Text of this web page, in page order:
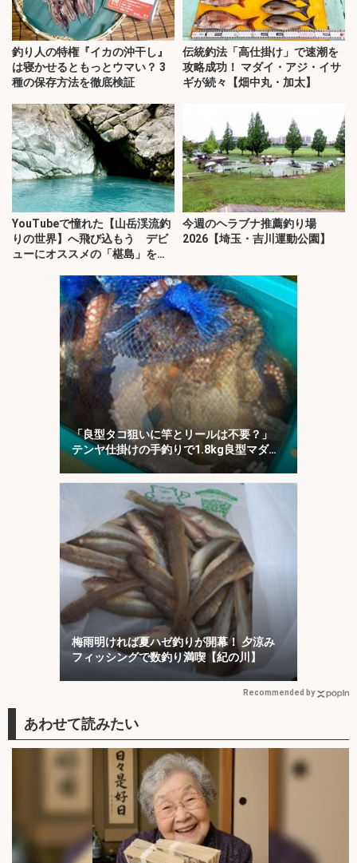
釣り人の特権『イカの沖干し』
は寝かせるともっとウマい？ 3
種の保存方法を徹底検証
伝統釣法「高仕掛け」で速潮を
攻略成功！ マダイ・アジ・イサ
ギが続々【畑中丸・加太】
YouTubeで憧れた【山岳渓流釣
りの世界】へ飛び込もう デビ
ューにオススメの「椹島」を紹
今週のヘラブナ推薦釣り場
2026【埼玉・吉川運動公園】
「良型タコ狙いに竿とリールは不要？」
テンヤ仕掛けの手釣りで1.8kg良型マダ
コ！【川崎丸・東京湾】
梅雨明ければ夏ハゼ釣りが開幕！ 夕涼み
フィッシングで数釣り満喫【紀の川】
Recommended by